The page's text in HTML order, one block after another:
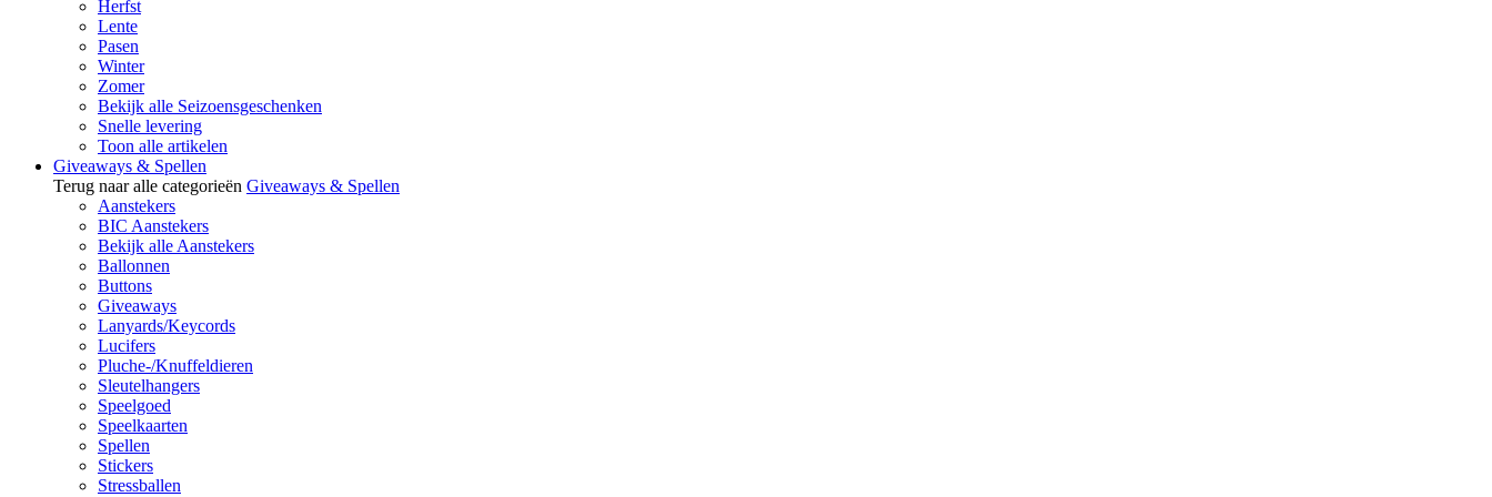
Herfst
Lente
Pasen
Winter
Zomer
Bekijk alle Seizoensgeschenken
Snelle levering
Toon alle artikelen
Giveaways & Spellen
Terug naar alle categorieën Giveaways & Spellen
Aanstekers
BIC Aanstekers
Bekijk alle Aanstekers
Ballonnen
Buttons
Giveaways
Lanyards/Keycords
Lucifers
Pluche-/Knuffeldieren
Sleutelhangers
Speelgoed
Speelkaarten
Spellen
Stickers
Stressballen